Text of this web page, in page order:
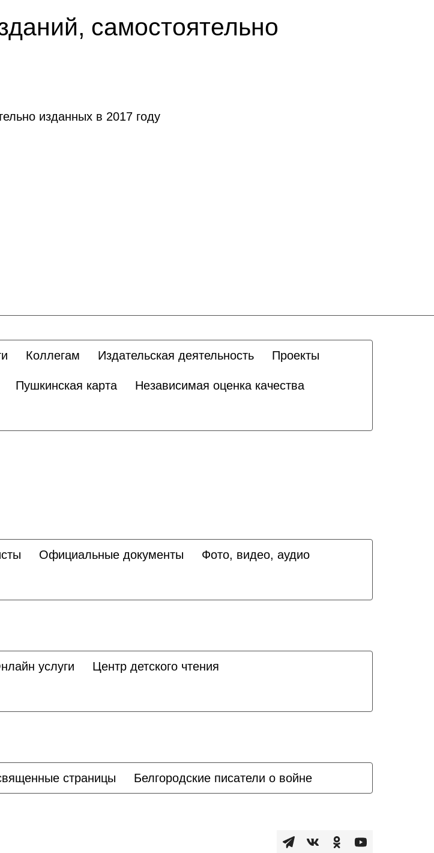
самостоятельно
изданных в 2017 году
Коллегам Издательская деятельность Проекты
Пушкинская карта Независимая оценка качества
Официальные документы Фото, видео, аудио
услуги Центр детского чтения
страницы Белгородские писатели о войне